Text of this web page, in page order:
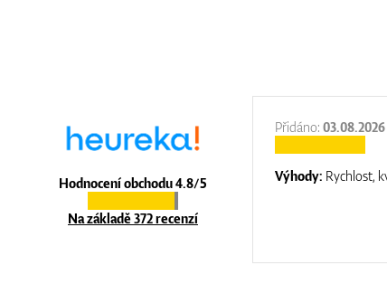
Hodnocení obchodu 4.8/5
Na základě 372 recenzí
Přidáno:03.08.2026
Výhody: Rychlost,